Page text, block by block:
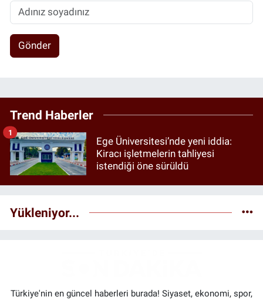
Gönder
Trend Haberler
Ege Üniversitesi’nde yeni iddia:
Kiracı işletmelerin tahliyesi
istendiği öne sürüldü
1
Yükleniyor...
Türkiye'nin en güncel haberleri burada! Siyaset, ekonomi, spor,